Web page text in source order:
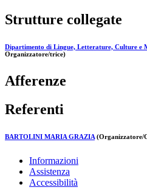
Strutture collegate
Dipartimento di Lingue, Letterature, Culture e
Organizzatore/trice)
Afferenze
Referenti
BARTOLINI MARIA GRAZIA (Organizzatore/
Informazioni
Assistenza
Accessibilità